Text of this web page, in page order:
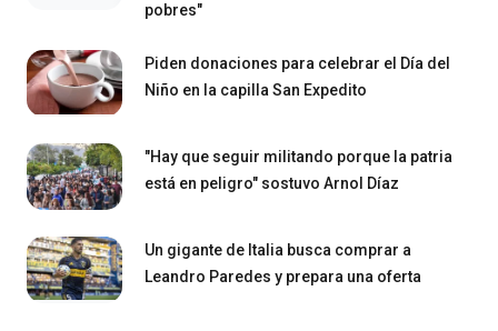
pobres"
Piden donaciones para celebrar el Día del
Niño en la capilla San Expedito
"Hay que seguir militando porque la patria
está en peligro" sostuvo Arnol Díaz
Un gigante de Italia busca comprar a
Leandro Paredes y prepara una oferta